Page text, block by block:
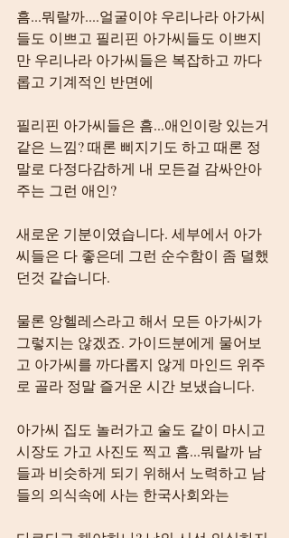
흠...뭐랄까....얼굴이야 우리나라 아가씨
들도 이쁘고 필리핀 아가씨들도 이쁘지
만 우리나라 아가씨들은 복잡하고 까다
롭고 기계적인 반면에
필리핀 아가씨들은 흠...애인이랑 있는거
같은 느낌? 때론 삐지기도 하고 때론 정
말로 다정다감하게 내 모든걸 감싸안아
주는 그런 애인?
새로운 기분이였습니다. 세부에서 아가
씨들은 다 좋은데 그런 순수함이 좀 덜했
던것 같습니다.
물론 앙헬레스라고 해서 모든 아가씨가
그렇지는 않겠죠. 가이드분에게 물어보
고 아가씨를 까다롭지 않게 마인드 위주
로 골라 정말 즐거운 시간 보냈습니다.
아가씨 집도 놀러가고 술도 같이 마시고
시장도 가고 사진도 찍고 흠...뭐랄까 남
들과 비슷하게 되기 위해서 노력하고 남
들의 의식속에 사는 한국사회와는